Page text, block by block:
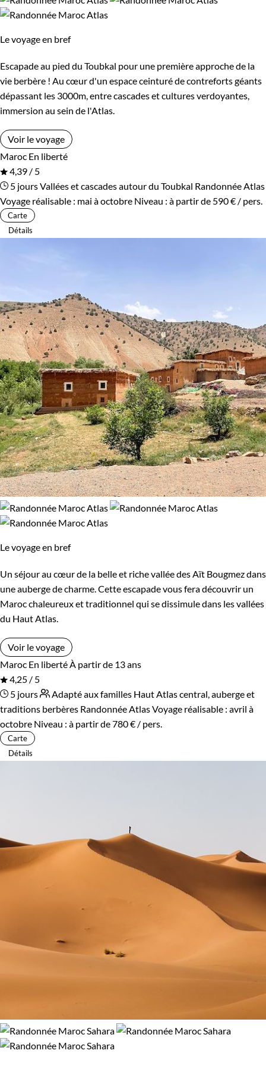
Âge des enfants
Les 6/9 ans
Confort
Standard
Itinérance
Itinérant
Patrimoine et Nature
Le voyage en bref
Escapade au pied du Toubkal pour une première approche de la
vie berbère ! Au cœur d'un espace ceinturé de contreforts géants
dépassant les 3000m, entre cascades et cultures verdoyantes,
immersion au sein de l'Atlas.
Voir le voyage
Maroc En liberté
4,39 / 5
5 joursVallées et cascades autour du Toubkal Randonnée Atlas
Voyage réalisable : mai à octobre Niveau : à partir de 590 € / pers.
Carte
Détails
Le voyage en bref
Un séjour au cœur de la belle et riche vallée des Aït Bougmez dans
une auberge de charme. Cette escapade vous fera découvrir un
Maroc chaleureux et traditionnel qui se dissimule dans les vallées
du Haut Atlas.
Voir le voyage
Maroc En liberté À partir de 13 ans
4,25 / 5
5 jours
Adapté aux familles Haut Atlas central, auberge et
traditions berbères Randonnée AtlasVoyage réalisable : avril à
octobre Niveau : à partir de780 € / pers.
Carte
Détails